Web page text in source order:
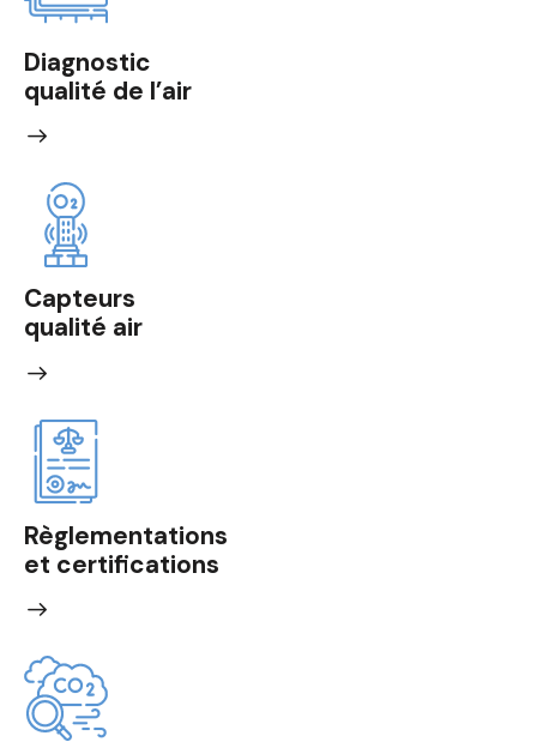
Diagnostic
qualité de l’air
Capteurs
qualité air
Règlementations
et certifications